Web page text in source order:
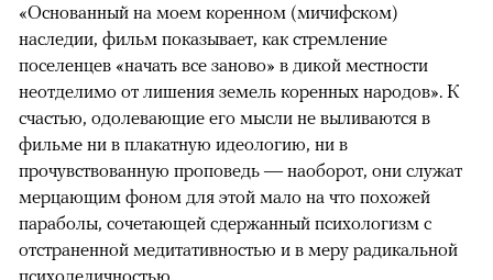
«Основанный на моем коренном (мичифском)
наследии, фильм показывает, как стремление
поселенцев «начать все заново» в дикой местности
неотделимо от лишения земель коренных народов». К
счастью, одолевающие его мысли не выливаются в
фильме ни в плакатную идеологию, ни в
прочувствованную проповедь — наоборот, они служат
мерцающим фоном для этой мало на что похожей
параболы, сочетающей сдержанный психологизм с
отстраненной медитативностью и в меру радикальной
психоделичностью.